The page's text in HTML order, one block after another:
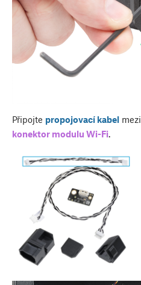
Připojte propojovací kabel mezi
konektor modulu Wi-Fi.